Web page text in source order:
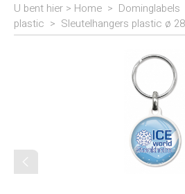
U bent hier > Home > Dominglabels
plastic > Sleutelhangers plastic ø